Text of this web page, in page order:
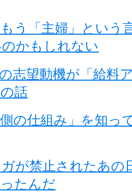
う「主婦」という
かもしれない
志望動機が「給料
話
の仕組み」を知っ
が禁止されたあの
たんだ